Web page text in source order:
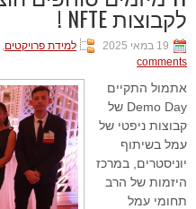
לקבוצות NFTE !
19 במאי 2025 למידת פרויקטים,
comments
אתמול התקיים
Demo Day של
קבוצות ניפטי של
עמל בשיתוף
יוניסטרים, במרכז
היזמות של הרב
תחומי עמל